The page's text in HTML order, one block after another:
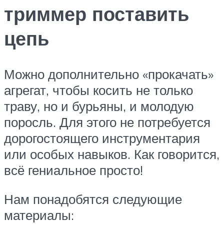
триммер поставить
цепь
Можно дополнительно «прокачать»
агрегат, чтобы косить не только
траву, но и бурьяны, и молодую
поросль. Для этого не потребуется
дорогостоящего инструментария
или особых навыков. Как говорится,
всё гениальное просто!
Нам понадобятся следующие
материалы: